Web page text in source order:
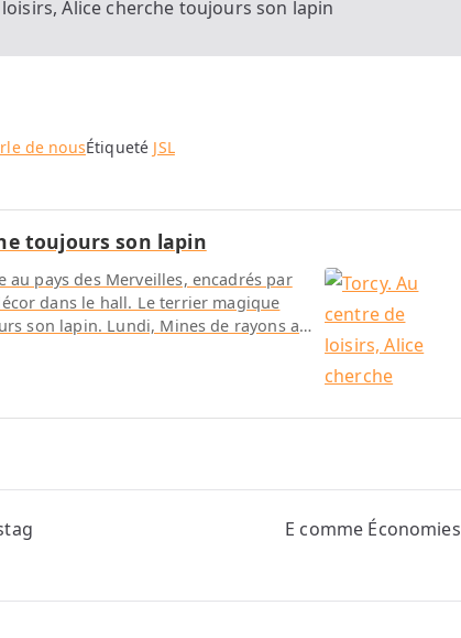
Alice cherche toujours son lapin
de nousÉtiqueté JSL
toujours son lapin
pays des Merveilles, encadrés par
dans le hall. Le terrier magique
son lapin. Lundi, Mines de rayons a
E comme Économies